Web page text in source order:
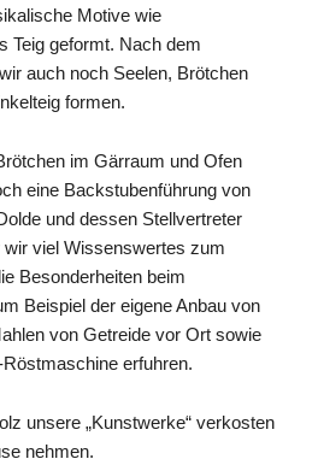
Motive wie
Teig geformt. Nach dem
auch noch Seelen, Brötchen
formen.
im Gärraum und Ofen
eine Backstubenführung von
und dessen Stellvertreter
wir viel Wissenswertes zum
Besonderheiten beim
Beispiel der eigene Anbau von
von Getreide vor Ort sowie
erfuhren.
unsere „Kunstwerke“ verkosten
nehmen.